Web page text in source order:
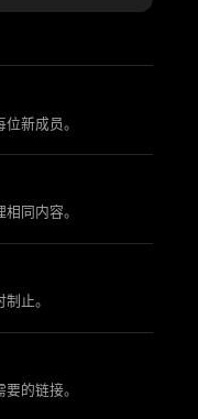
新成员。
同内容。
止。
的链接。